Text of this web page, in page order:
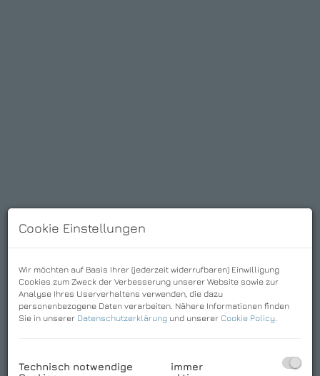
Cookie Einstellungen
Wir möchten auf Basis Ihrer (jederzeit widerrufbaren) Einwilligung
Cookies zum Zweck der Verbesserung unserer Website sowie zur
Analyse Ihres Userverhaltens verwenden, die dazu
personenbezogene Daten verarbeiten. Nähere Informationen finden
Sie in unserer Datenschutzerklärung und unserer Cookie Policy
Technisch notwendige
immer